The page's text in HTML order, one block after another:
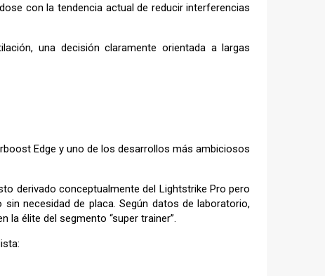
con la tendencia actual de reducir interferencias
una decisión claramente orientada a largas
Edge y uno de los desarrollos más ambiciosos
derivado conceptualmente del Lightstrike Pro pero
necesidad de placa. Según datos de laboratorio,
la élite del segmento “super trainer”.